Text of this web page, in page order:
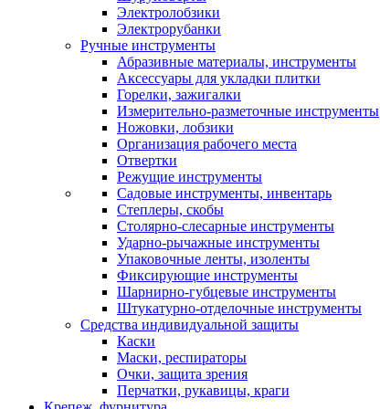
Электролобзики
Электрорубанки
Ручные инструменты
Абразивные материалы, инструменты
Аксессуары для укладки плитки
Горелки, зажигалки
Измерительно-разметочные инструменты
Ножовки, лобзики
Организация рабочего места
Отвертки
Режущие инструменты
Садовые инструменты, инвентарь
Степлеры, скобы
Столярно-слесарные инструменты
Ударно-рычажные инструменты
Упаковочные ленты, изоленты
Фиксирующие инструменты
Шарнирно-губцевые инструменты
Штукатурно-отделочные инструменты
Средства индивидуальной защиты
Каски
Маски, респираторы
Очки, защита зрения
Перчатки, рукавицы, краги